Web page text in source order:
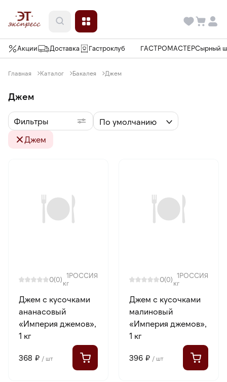
Акции Доставка Гастроклуб ГАСТРОМАСТЕРСырный
Главная Каталог Бакалея Джем
Джем
Фильтры
По умолчанию
Джем
0(0) 1
кг
РОССИЯ
Джем с кусочками
ананасовый
«Империя джемов»,
1 кг
368 ₽ / шт
0(0) 1
кг
РОССИЯ
Джем с кусочками
малиновый
«Империя джемов»,
1 кг
396 ₽ / шт